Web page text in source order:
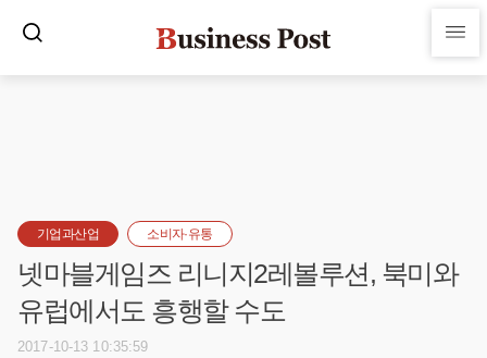
기업과산업 소비자·유통
넷마블게임즈 리니지2레볼루션, 북미와
유럽에서도 흥행할 수도
2017-10-13 10:35:59